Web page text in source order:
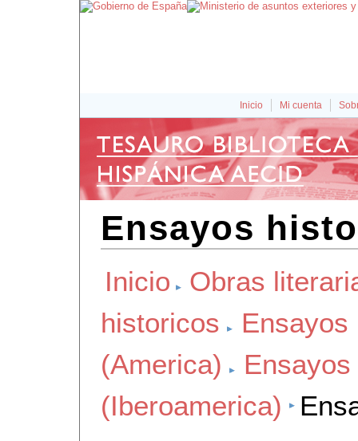
Inicio Mi cuenta
Ensayos
Inicio
Obras
historicos
(America)
(Iberoamerica)